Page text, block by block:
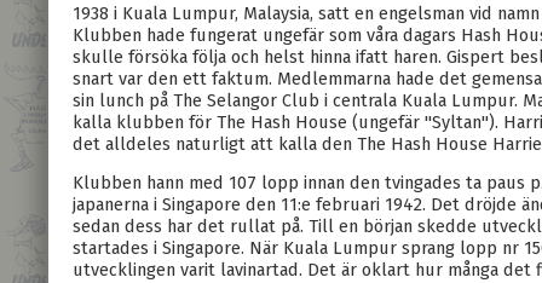
1938 i Kuala Lumpur, Malaysia, satt en engelsman vid
Klubben hade fungerat ungefär som våra dagars Hash
skulle försöka följa och helst hinna ifatt haren. Gispert
snart var den ett faktum. Medlemmarna hade det
sin lunch på The Selangor Club i centrala Kuala Lumpur.
kalla klubben för The Hash House (ungefär "Syltan").
det alldeles naturligt att kalla den The Hash House
Klubben hann med 107 lopp innan den tvingades ta paus
japanerna i Singapore den 11:e februari 1942. Det dröjde
sedan dess har det rullat på. Till en början skedde
startades i Singapore. När Kuala Lumpur sprang lopp nr
utvecklingen varit lavinartad. Det är oklart hur många